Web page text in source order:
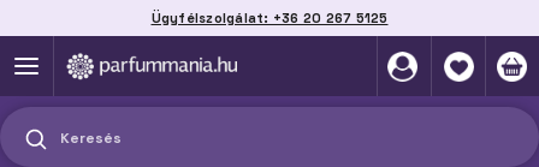
Ügyfélszolgálat: +36 20 267 5125
Keresés